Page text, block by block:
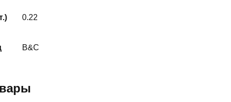
0.22
B&C